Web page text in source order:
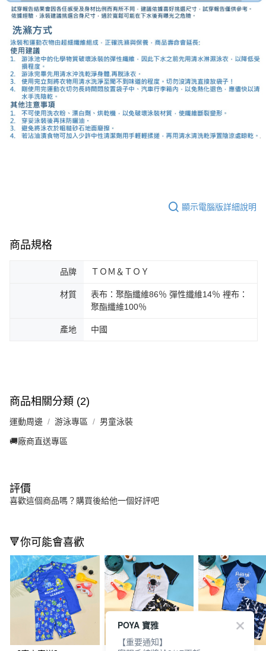
顯示電腦版詳細說明
商品規格
品牌 ＴＯＭ＆ＴＯＹ
材質
表布：聚酯纖維86％ 彈性纖維14％ 裡布：
聚酯纖維100％
產地 中國
商品相關分類 (2)
運動周邊 游泳專區 男童泳裝
🚚廠商直送專區
評價
喜歡這個商品嗎？購買後給他一個好評吧
🔻你可能會喜歡
POYA 寶雅
【重要通知】